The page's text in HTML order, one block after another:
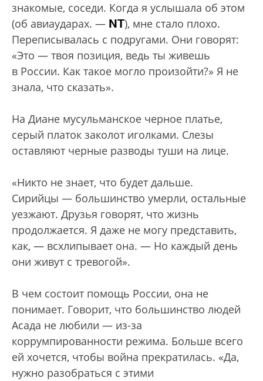
знакомые, соседи. Когда я услышала об этом
(об авиаударах. — NT), мне стало плохо.
Переписывалась с подругами. Они говорят:
«Это — твоя позиция, ведь ты живешь
в России. Как такое могло произойти?» Я не
знала, что сказать».
На Диане мусульманское черное платье,
серый платок заколот иголками. Слезы
оставляют черные разводы туши на лице.
«Никто не знает, что будет дальше.
Сирийцы — большинство умерли, остальные
уезжают. Друзья говорят, что жизнь
продолжается. Я даже не могу представить,
как, — всхлипывает она. — Но каждый день
они живут с тревогой».
В чем состоит помощь России, она не
понимает. Говорит, что большинство людей
Асада не любили — из-за
коррумпированности режима. Больше всего
ей хочется, чтобы война прекратилась. «Да,
нужно разобраться с этими